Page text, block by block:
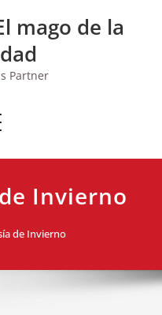
mago de la
Partner
navigation
Invierno
de Invierno